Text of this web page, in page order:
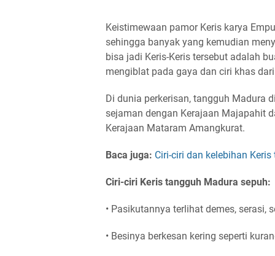
Keistimewaan pamor Keris karya
sehingga banyak yang kemudian
bisa jadi Keris-Keris tersebut adalah
mengiblat pada gaya dan ciri khas
Di dunia perkerisan, tangguh Madura
sejaman dengan Kerajaan Majapahit
Kerajaan Mataram Amangkurat.
Baca juga: Ciri-ciri dan kelebihan
Ciri-ciri Keris tangguh Madura sepuh:
• Pasikutannya terlihat demes, serasi,
• Besinya berkesan kering seperti